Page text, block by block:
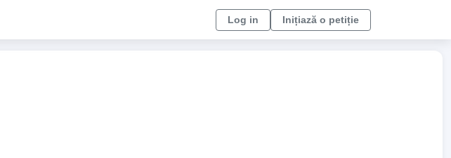
Log in Inițiază o petiție